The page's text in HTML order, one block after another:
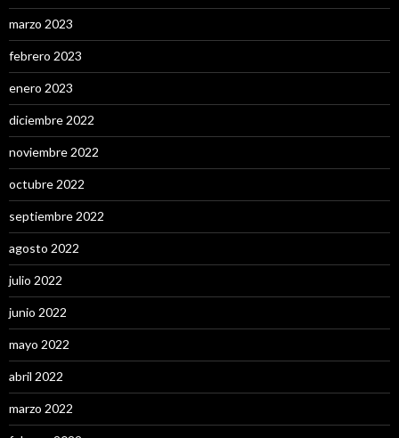
marzo 2023
febrero 2023
enero 2023
diciembre 2022
noviembre 2022
octubre 2022
septiembre 2022
agosto 2022
julio 2022
junio 2022
mayo 2022
abril 2022
marzo 2022